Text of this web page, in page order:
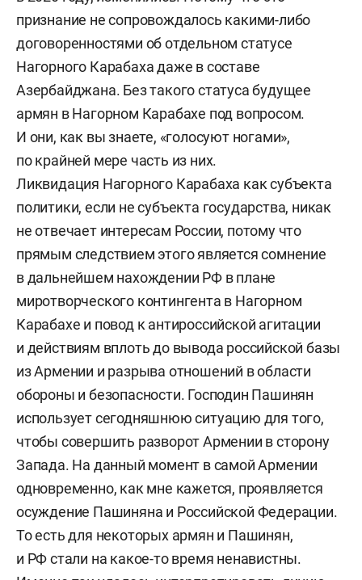
признание не сопровождалось какими-либо
договоренностями об отдельном статусе
Нагорного Карабаха даже в составе
Азербайджана. Без такого статуса будущее
армян в Нагорном Карабахе под вопросом.
И они, как вы знаете, «голосуют ногами»,
по крайней мере часть из них.
Ликвидация Нагорного Карабаха как субъекта
политики, если не субъекта государства, никак
не отвечает интересам России, потому что
прямым следствием этого является сомнение
в дальнейшем нахождении РФ в плане
миротворческого контингента в Нагорном
Карабахе и повод к антироссийской агитации
и действиям вплоть до вывода российской базы
из Армении и разрыва отношений в области
обороны и безопасности. Господин Пашинян
использует сегодняшнюю ситуацию для того,
чтобы совершить разворот Армении в сторону
Запада. На данный момент в самой Армении
одновременно, как мне кажется, проявляется
осуждение Пашиняна и Российской Федерации.
То есть для некоторых армян и Пашинян,
и РФ стали на какое-то время ненавистны.